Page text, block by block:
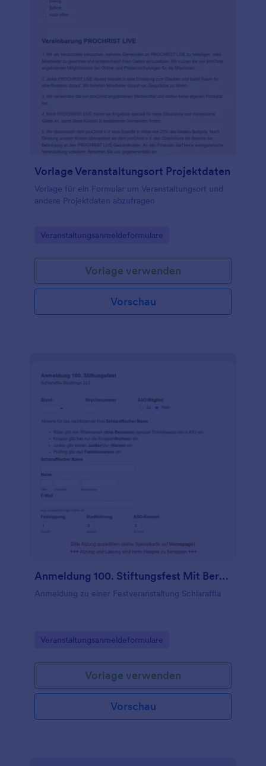
Vorlage Veranstaltungsort Projektdaten
Vorlage für ein Formular um Veranstaltungsort und
andere Projektdaten abzufragen
Go to Category:
Veranstaltungsanmeldeformulare
Vorlage verwenden
Vorschau
Anmeldung 100. Stiftungsfest Mit Berechnung
Anmeldung zu einer Festveranstaltung Schlaraffia
Go to Category:
Veranstaltungsanmeldeformulare
Vorlage verwenden
Vorschau